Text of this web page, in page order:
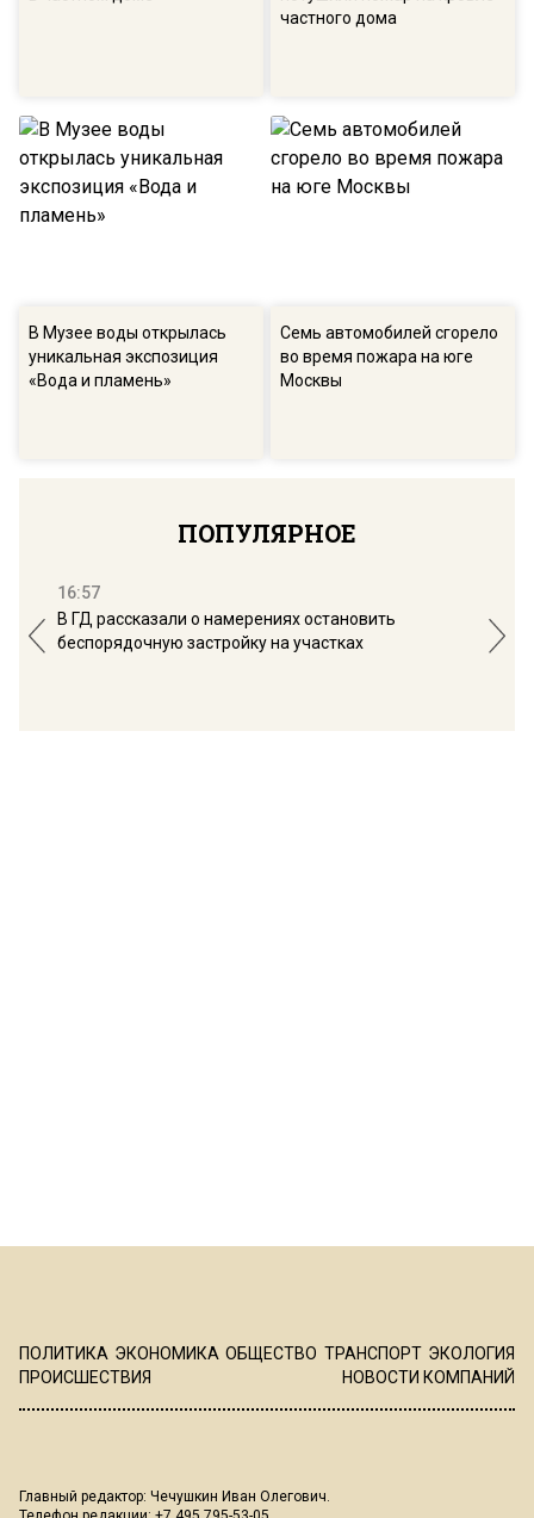
частного дома
В Музее воды открылась
уникальная экспозиция
«Вода и пламень»
Семь автомобилей сгорело
во время пожара на юге
Москвы
ПОПУЛЯРНОЕ
16:57
В ГД рассказали о намерениях остановить
беспорядочную застройку на участках
ПОЛИТИКА ЭКОНОМИКА ОБЩЕСТВО ТРАНСПОРТ ЭКОЛОГИЯ
ПРОИСШЕСТВИЯ
НОВОСТИ КОМПАНИЙ
Главный редактор: Чечушкин Иван Олегович.